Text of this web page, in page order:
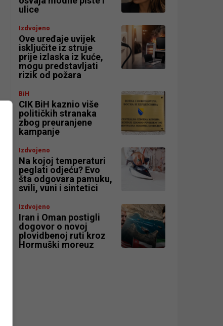
ulice
Izdvojeno
Ove uređaje uvijek
isključite iz struje
prije izlaska iz kuće,
mogu predstavljati
rizik od požara
BiH
CIK BiH kaznio više
političkih stranaka
zbog preuranjene
kampanje
Izdvojeno
Na kojoj temperaturi
peglati odjeću? Evo
šta odgovara pamuku,
svili, vuni i sintetici
Izdvojeno
Iran i Oman postigli
dogovor o novoj
plovidbenoj ruti kroz
Hormuški moreuz